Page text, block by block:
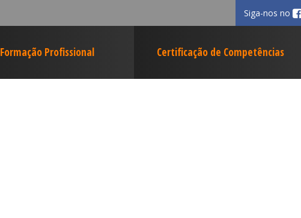
Siga-nos no
Formação Profissional Certificação de Competências